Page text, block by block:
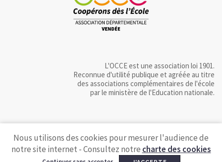
L'OCCE est une association loi 1901.
Reconnue d'utilité publique et agréée au titre
des associations complémentaires de l'école
par le ministère de l'Education nationale.
Nous utilisons des cookies pour mesurer l'audience de
notre site internet - Consultez notre charte des cookies